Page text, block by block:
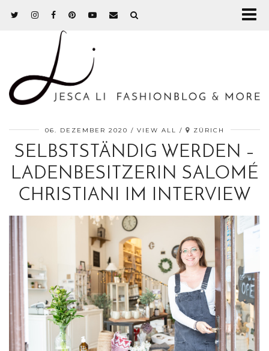
06. DEZEMBER 2020 VIEW ALL ZÜRICH
SELBSTSTÄNDIG WERDEN –
LADENBESITZERIN SALOMÉ
CHRISTIANI IM INTERVIEW